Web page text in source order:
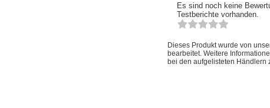
Es sind noch keine
Testberichte vorhanden.
Dieses Produkt wurde von
bearbeitet. Weitere
bei den aufgelisteten Händlern